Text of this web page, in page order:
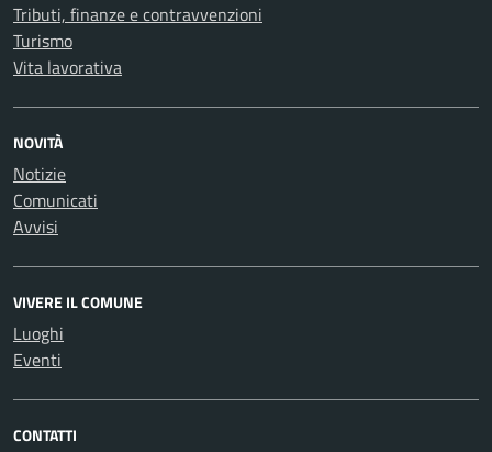
Tributi, finanze e contravvenzioni
Turismo
Vita lavorativa
NOVITÀ
Notizie
Comunicati
Avvisi
VIVERE IL COMUNE
Luoghi
Eventi
CONTATTI